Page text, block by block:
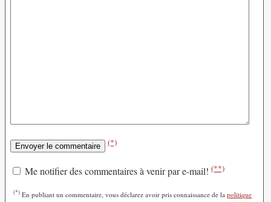
(*)
Me notifier des commentaires à venir par e-mail! (**)
(*) En publiant un commentaire, vous déclarez avoir pris connaissance de la politique